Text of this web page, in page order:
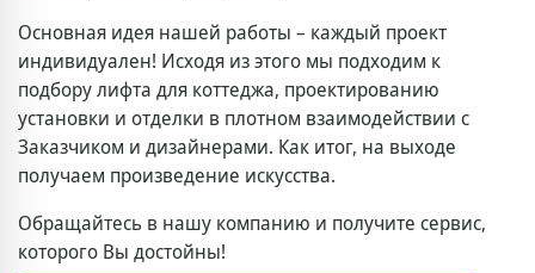
Основная идея нашей работы – каждый проект
индивидуален! Исходя из этого мы подходим к
подбору лифта для коттеджа, проектированию
установки и отделки в плотном взаимодействии с
Заказчиком и дизайнерами. Как итог, на выходе
получаем произведение искусства.
Обращайтесь в нашу компанию и получите сервис,
которого Вы достойны!